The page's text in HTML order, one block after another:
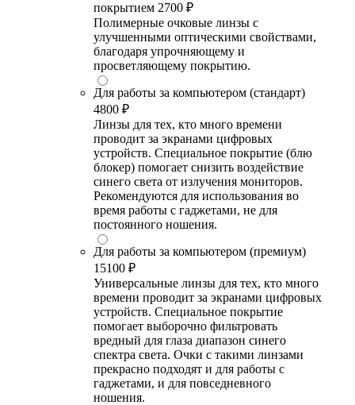
покрытием 2700 ₽
Полимерные очковые линзы с
улучшенными оптическими свойствами,
благодаря упрочняющему и
просветляющему покрытию.
Для работы за компьютером (стандарт)
4800 ₽
Линзы для тех, кто много времени
проводит за экранами цифровых
устройств. Специальное покрытие (блю
блокер) помогает снизить воздействие
синего света от излучения мониторов.
Рекомендуются для использования во
время работы с гаджетами, не для
постоянного ношения.
Для работы за компьютером (премиум)
15100 ₽
Универсальные линзы для тех, кто много
времени проводит за экранами цифровых
устройств. Специальное покрытие
помогает выборочно фильтровать
вредный для глаза диапазон синего
спектра света. Очки с такими линзами
прекрасно подходят и для работы с
гаджетами, и для повседневного
ношения.